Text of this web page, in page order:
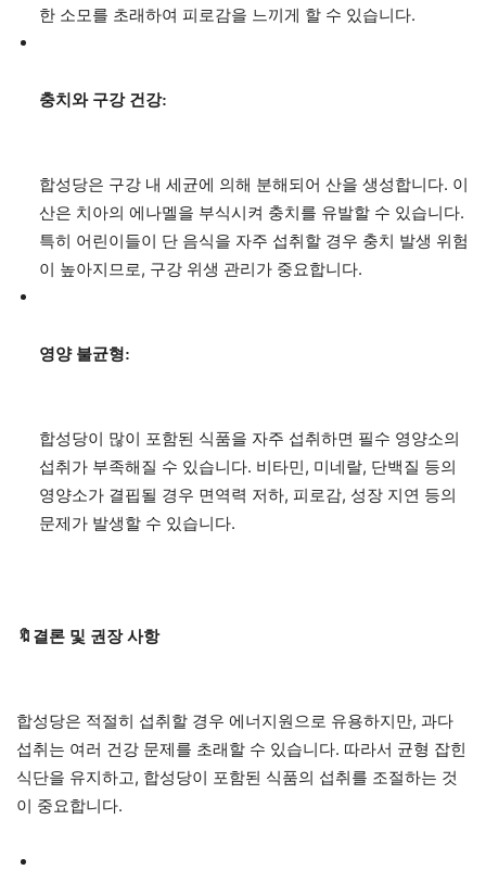
한 소모를 초래하여 피로감을 느끼게 할 수 있습니다.
충치와 구강 건강:
합성당은 구강 내 세균에 의해 분해되어 산을 생성합니다. 이
산은 치아의 에나멜을 부식시켜 충치를 유발할 수 있습니다.
특히 어린이들이 단 음식을 자주 섭취할 경우 충치 발생 위험
이 높아지므로, 구강 위생 관리가 중요합니다.
영양 불균형:
합성당이 많이 포함된 식품을 자주 섭취하면 필수 영양소의
섭취가 부족해질 수 있습니다. 비타민, 미네랄, 단백질 등의
영양소가 결핍될 경우 면역력 저하, 피로감, 성장 지연 등의
문제가 발생할 수 있습니다.
🔖결론 및 권장 사항
합성당은 적절히 섭취할 경우 에너지원으로 유용하지만, 과다
섭취는 여러 건강 문제를 초래할 수 있습니다. 따라서 균형 잡힌
식단을 유지하고, 합성당이 포함된 식품의 섭취를 조절하는 것
이 중요합니다.